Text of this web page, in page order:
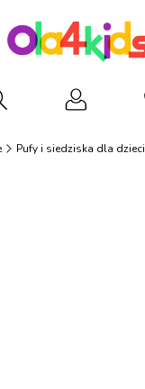
wyszukiwarkę
Pufy i siedziska dla dzieci